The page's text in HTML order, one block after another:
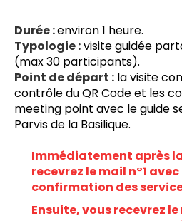
Durée : environ 1 heure.
Typologie : visite guidée
(max 30 participants).
Point de départ : la visite
contrôle du QR Code et les
meeting point avec le guide
Parvis de la Basilique.
Immédiatement après
recevrez le mail n°1 avec
confirmation des
Ensuite, vous recevrez le